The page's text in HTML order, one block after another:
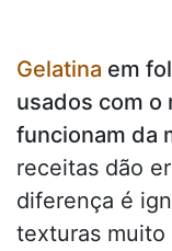
Gelatina em
usados com o
funcionam da
receitas dão
diferença é
texturas muito